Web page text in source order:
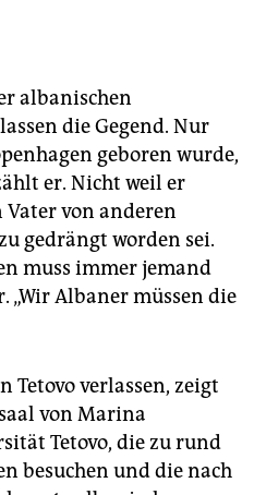
in Mazedonien“, in
– der Beginn eines
Konflikts mit der nord­
UÇK benannte sich nach
der „Befreiungsarmee
der Anschluss der
an das Kosovo.
im August 2001 unter
Es sieht unter
eine andere
neue
Verwendung der
Verwaltung in den
albanischen
die Gegend. Nur
geboren wurde,
er. Nicht weil er
von anderen
gedrängt worden sei.
muss immer jemand
„Wir Albaner müssen die
Tetovo verlassen, zeigt
von Marina
Tetovo, die zu rund
besuchen und die nach